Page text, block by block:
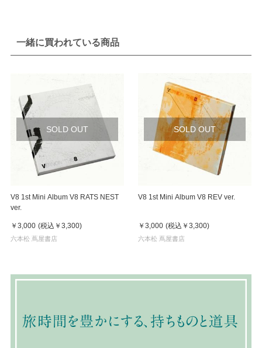
一緒に買われている商品
SOLD OUT
V8 1st Mini Album V8 RATS NEST
ver.
￥3,000 (税込 ￥3,300)
六本松 蔦屋書店
SOLD OUT
V8 1st Mini Album V8 REV ver.
￥3,000 (税込 ￥3,300)
六本松 蔦屋書店